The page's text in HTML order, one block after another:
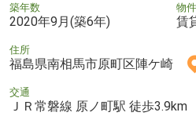
築年数
2020年9月(築6年)
物
賃
住所
福島県南相馬市原町区陣ケ崎
交通
ＪＲ常磐線 原ノ町駅 徒歩3.9km